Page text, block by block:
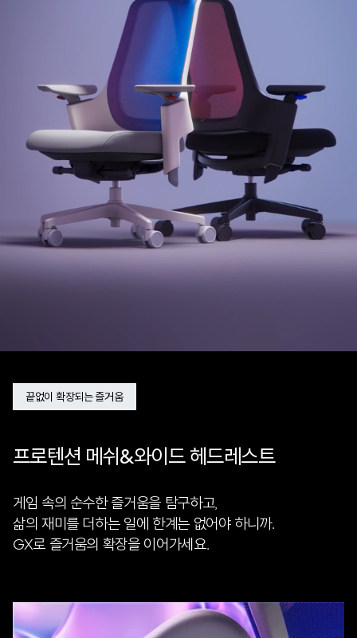
끝없이 확장되는 즐거움
프로텐션 메쉬&와이드 헤드레스트
게임 속의 순수한 즐거움을 탐구하고,
삶의 재미를 더하는 일에 한계는 없어야 하니까.
GX로 즐거움의 확장을 이어가세요.